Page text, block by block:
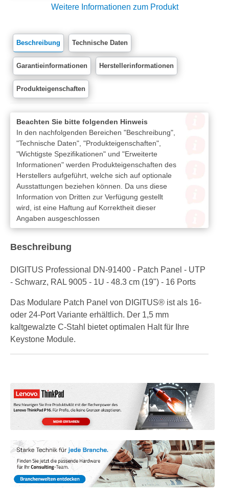
Weitere Informationen zum Produkt
Beschreibung Technische Daten
Garantieinformationen Herstellerinformationen
Produkteigenschaften
Beachten Sie bitte folgenden Hinweis
In den nachfolgenden Bereichen "Beschreibung",
"Technische Daten", "Produkteigenschaften",
"Wichtigste Spezifikationen" und "Erweiterte
Informationen" werden Produkteigenschaften des
Herstellers aufgeführt, welche sich auf optionale
Ausstattungen beziehen können. Da uns diese
Information von Dritten zur Verfügung gestellt
wird, ist eine Haftung auf Korrektheit dieser
Angaben ausgeschlossen
Beschreibung
DIGITUS Professional DN-91400 - Patch Panel - UTP
- Schwarz, RAL 9005 - 1U - 48.3 cm (19") - 16 Ports
Das Modulare Patch Panel von DIGITUS® ist als 16-
oder 24-Port Variante erhältlich. Der 1,5 mm
kaltgewalzte C-Stahl bietet optimalen Halt für Ihre
Keystone Module.